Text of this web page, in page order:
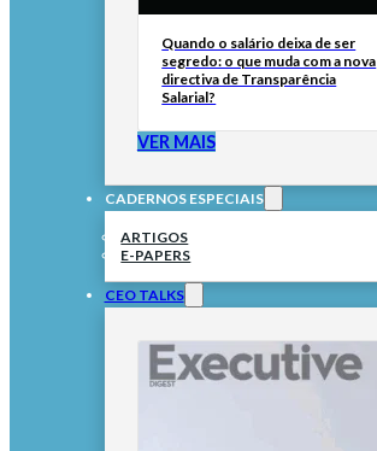
Quando o salário deixa de ser
segredo: o que muda com a nova
directiva de Transparência
Salarial?
VER MAIS
CADERNOS ESPECIAIS
ARTIGOS
E-PAPERS
CEO TALKS